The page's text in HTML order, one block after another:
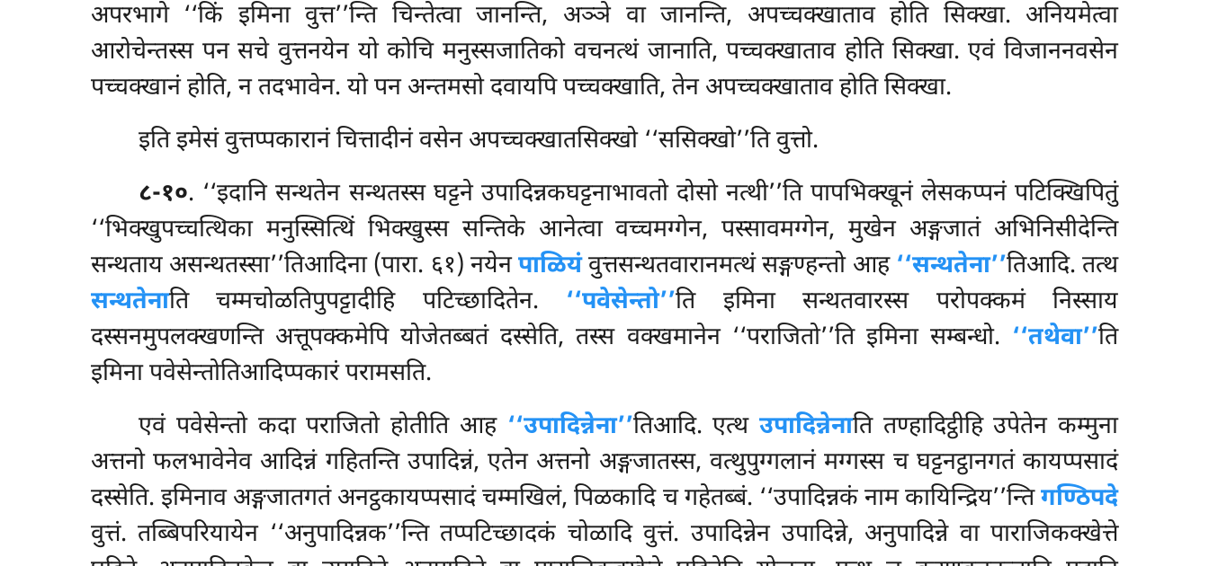
अपरभागे ‘‘किं इमिना वुत्त’’न्ति चिन्तेत्वा जानन्ति, अञ्ञे वा जानन्ति, अपच्चक्खाताव होति सिक्खा. अनियमेत्वा
आरोचेन्तस्स पन सचे वुत्तनयेन यो कोचि मनुस्सजातिको वचनत्थं जानाति, पच्चक्खाताव होति सिक्खा. एवं विजाननवसेन
पच्चक्खानंहोति, न तदभावेन. यो पन अन्तमसो दवायपि पच्चक्खाति, तेन अपच्चक्खाताव होति सिक्खा.
इति इमेसं वुत्तप्पकारानं चित्तादीनं वसेन अपच्चक्खातसिक्खो ‘‘ससिक्खो’’ति वुत्तो.
८-१०. ‘‘इदानि सन्थतेन सन्थतस्स घट्टने उपादिन्नकघट्टनाभावतो दोसो नत्थी’’ति पापभिक्खूनं लेसकप्पनं पटिक्खिपितुं
‘‘भिक्खुपच्चत्थिका मनुस्सित्थिं भिक्खुस्स सन्तिके आनेत्वा वच्चमग्गेन, पस्सावमग्गेन, मुखेन अङ्गजातं अभिनिसीदेन्ति
सन्थताय असन्थतस्सा’’तिआदिना (पारा. ६१) नयेनपाळियंवुत्तसन्थतवारानमत्थं सङ्गण्हन्तो आह ‘‘सन्थतेना’’तिआदि. तत्थ
सन्थतेनाति चम्मचोळतिपुपट्टादीहि पटिच्छादितेन. ‘‘पवेसेन्तो’’ति इमिना सन्थतवारस्स परोपक्कमं निस्साय
दस्सनमुपलक्खणन्ति अत्तूपक्कमेपि योजेतब्बतं दस्सेति, तस्स वक्खमानेन ‘‘पराजितो’’ति इमिना सम्बन्धो. ‘‘तथेवा’’ति
इमिना पवेसेन्तोतिआदिप्पकारं परामसति.
एवं पवेसेन्तो कदा पराजितो होतीति आह ‘‘उपादिन्नेना’’तिआदि. एत्थउपादिन्नेनाति तण्हादिट्ठीहि उपेतेन कम्मुना
अत्तनो फलभावेनेव आदिन्नं गहितन्ति उपादिन्नं, एतेन अत्तनो अङ्गजातस्स, वत्थुपुग्गलानं मग्गस्स च घट्टनट्ठानगतं कायप्पसादं
दस्सेति. इमिनाव अङ्गजातगतं अनट्ठकायप्पसादं चम्मखिलं, पिळकादि च गहेतब्बं. ‘‘उपादिन्नकं नाम कायिन्द्रिय’’न्तिगण्ठिपदे
वुत्तं. तब्बिपरियायेन ‘‘अनुपादिन्नक’’न्ति तप्पटिच्छादकं चोळादि वुत्तं. उपादिन्नेन उपादिन्ने, अनुपादिन्ने वा पाराजिकक्खेत्ते